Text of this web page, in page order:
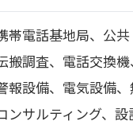
帯電話基地局、公
搬調査、電話交換
報設備、電気設備
ンサルティング、設